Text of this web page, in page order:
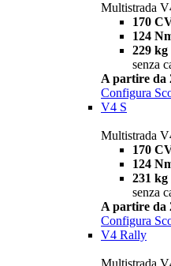
Multistrada
170
124
229 kg
senza
A partire da
Configura
V4 S
Multistrada
170
124
231 kg
senza
A partire da
Configura
V4 Rally
Multistrada